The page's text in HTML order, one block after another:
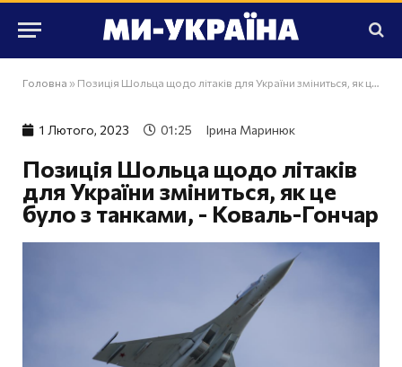
Головна » Позиція Шольца щодо літаків для України зміниться, як це було з танками, - Коваль-Гончар
1 Лютого, 2023 01:25 Ірина Маринюк
Позиція Шольца щодо літаків
для України зміниться, як це
було з танками, - Коваль-Гончар